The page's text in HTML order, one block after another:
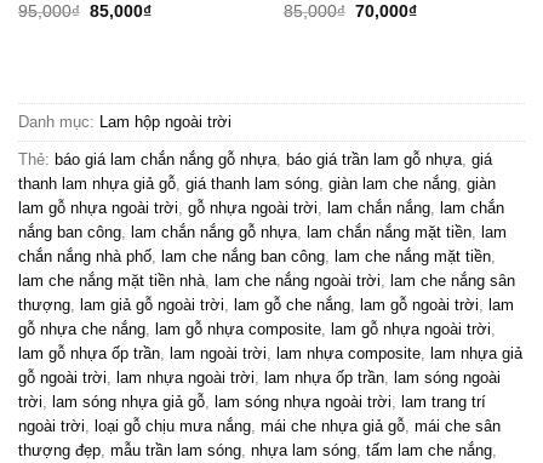
95,000₫ Giá
85,000₫Giá
85,000₫ Giá
70,000₫Giá
Danh mục: Lam hộp ngoài trời
Thẻ: báo giá lam chắn nắng gỗ nhựa báo giá trần lam gỗ nhựa giá
thanh lam nhựa giả gỗ giá thanh lam sóng giàn lam che nắng giàn
lam gỗ nhựa ngoài trời gỗ nhựa ngoài trời lam chắn nắng
lam chắn
nắng ban công
lam chắn nắng gỗ nhựa lam chắn nắng mặt tiền
lam
chắn nắng nhà phố
lam che nắng ban công lam che nắng mặt tiền
lam che nắng mặt tiền nhà
lam che nắng ngoài trời
lam che nắng sân
thượng
lam giả gỗ ngoài trời lam gỗ che nắng lam gỗ ngoài trời
lam
gỗ nhựa che nắng
lam gỗ nhựa composite lam gỗ nhựa ngoài trời
lam gỗ nhựa ốp trần
lam ngoài trời lam nhựa composite
lam nhựa giả
gỗ ngoài trời
lam nhựa ngoài trời lam nhựa ốp trần
lam sóng ngoài
trời
lam sóng nhựa giả gỗ lam sóng nhựa ngoài trời
lam trang trí
ngoài trời
loại gỗ chịu mưa nắng mái che nhựa giả gỗ mái che sân
thượng đẹp mẫu trần lam sóng nhựa lam sóng tấm lam che nắng